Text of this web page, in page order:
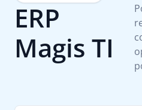
ERP
Magis TI